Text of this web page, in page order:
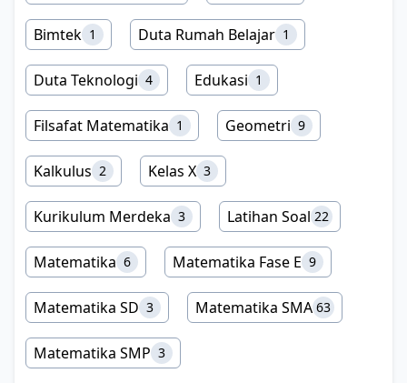
Bimtek 1 Duta Rumah Belajar 1
Duta Teknologi 4 Edukasi 1
Filsafat Matematika 1 Geometri 9
Kalkulus 2 Kelas X 3
Kurikulum Merdeka 3 Latihan Soal 22
Matematika 6 Matematika Fase E 9
Matematika SD 3 Matematika SMA 63
Matematika SMP 3